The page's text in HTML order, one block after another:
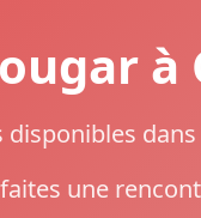
à
disponibles
une